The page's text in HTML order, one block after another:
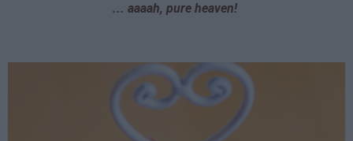
... aaaah, pure heaven!